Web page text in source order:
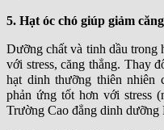
5. Hạt óc chó giúp giảm
Dưỡng chất và tinh dầu trong
với stress, căng thẳng. Thay
hạt dinh thưỡng thiên nhiên
phản ứng tốt hơn với stress
Trường Cao đẳng dinh dưỡng